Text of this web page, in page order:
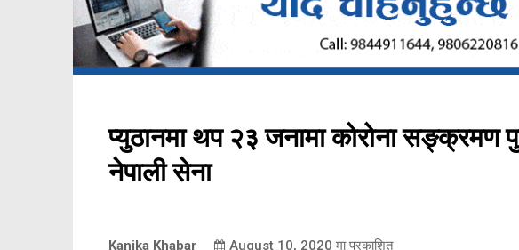
प्युठानमा थप २३ जनामा कोरोना सङ्क्रमण
नेपाली सेना
Kanika Khabar August 10, 2020 मा प्रकाशित